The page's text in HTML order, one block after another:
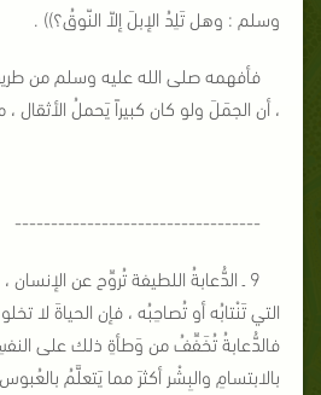
وسلم : وهل تَلِدُ الإبلَ إلاّ النّوقُ؟)) .
فأفهمه صلى الله عليه وسلم من
، أن الجمَلَ ولو كان كبيراً يَحملُ الأثقال ،
----------------------------------
9 ـ الدُّعابةُ اللطيفة تُروِّح عن
التي تَنْتابُه أو تُصاحِبُه ، فإن الحياةَ لا
فالدُّعابةُ تُخَفِّفُ من وَطأةِ ذلك على
بالابتسامِ والبِشْر أكثرَ مما يَتعلَّمُ